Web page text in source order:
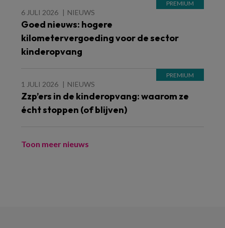
6 JULI 2026 NIEUWS
Goed nieuws: hogere
kilometervergoeding voor de sector
kinderopvang
1 JULI 2026 NIEUWS
Zzp’ers in de kinderopvang: waarom ze
écht stoppen (of blijven)
Toon meer nieuws